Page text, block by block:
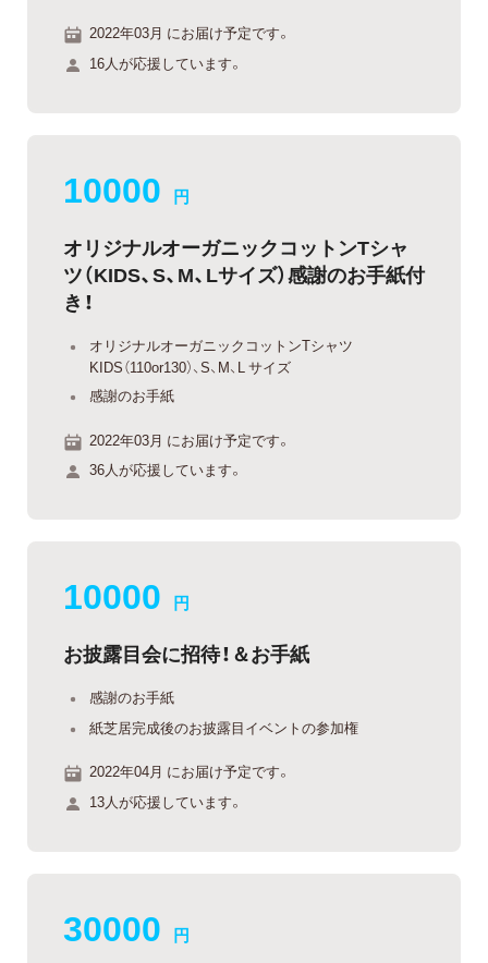
2022年03月 にお届け予定です。
16人が応援しています。
10000 円
オリジナルオーガニックコットンTシャ
ツ（KIDS、S、M、Lサイズ）感謝のお手紙付
き！
オリジナルオーガニックコットンTシャツ
KIDS（110or130）、S、M、L サイズ
感謝のお手紙
2022年03月 にお届け予定です。
36人が応援しています。
10000 円
お披露目会に招待！＆お手紙
感謝のお手紙
紙芝居完成後のお披露目イベントの参加権
2022年04月 にお届け予定です。
13人が応援しています。
30000 円